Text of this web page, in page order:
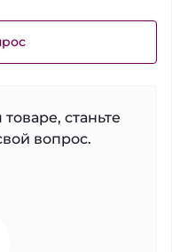
станьте
вопрос.